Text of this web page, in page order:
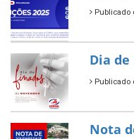
Publicado
Dia de
Publicado
Nota